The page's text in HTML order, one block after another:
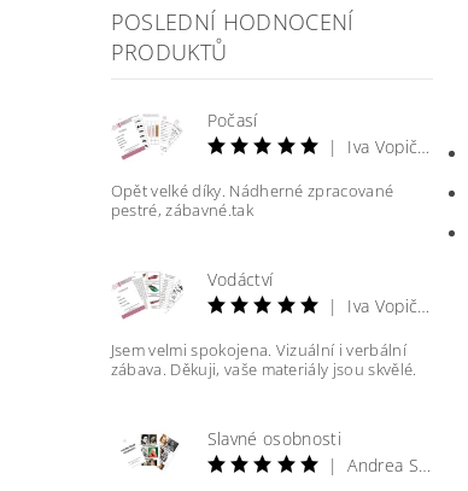
POSLEDNÍ HODNOCENÍ
PRODUKTŮ
Počasí
|
Iva Vopičková
Opět velké díky. Nádherné zpracované
pestré, zábavné.tak
Vodáctví
|
Iva Vopičková
Jsem velmi spokojena. Vizuální i verbální
zábava. Děkuji, vaše materiály jsou skvělé.
Slavné osobnosti
|
Andrea Straková